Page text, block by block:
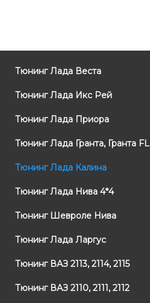
Тюнинг Лада Веста
Тюнинг Лада Икс Рей
Тюнинг Лада Приора
Тюнинг Лада Гранта, Гранта FL
Тюнинг Лада Калина
Тюнинг Лада Нива 4*4
Тюнинг Шевроле Нива
Тюнинг Лада Ларгус
Тюнинг ВАЗ 2113, 2114, 2115
Тюнинг ВАЗ 2110, 2111, 2112